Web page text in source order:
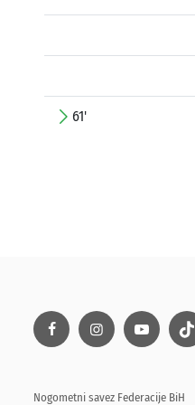
61'
Nogometni savez Federacije BiH